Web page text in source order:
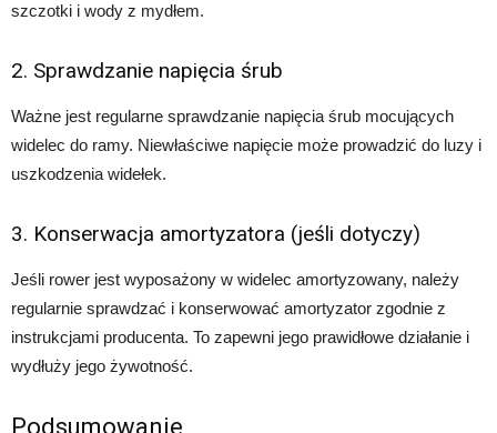
szczotki i wody z mydłem.
2. Sprawdzanie napięcia śrub
Ważne jest regularne sprawdzanie napięcia śrub mocujących
widelec do ramy. Niewłaściwe napięcie może prowadzić do luzy i
uszkodzenia widełek.
3. Konserwacja amortyzatora (jeśli dotyczy)
Jeśli rower jest wyposażony w widelec amortyzowany, należy
regularnie sprawdzać i konserwować amortyzator zgodnie z
instrukcjami producenta. To zapewni jego prawidłowe działanie i
wydłuży jego żywotność.
Podsumowanie